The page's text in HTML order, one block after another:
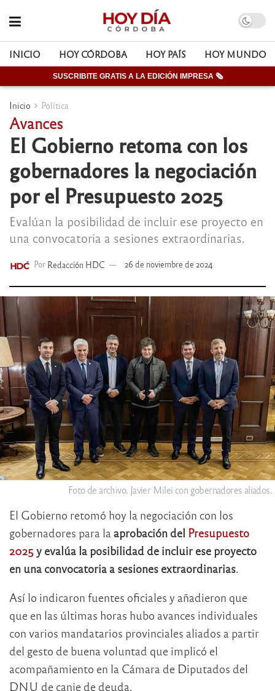
INICIO HOY CÓRDOBA HOY PAÍS HOY MUNDO
SUSCRIBITE GRATIS A LA EDICIÓN IMPRESA 🗞
Inicio Política
Avances
El Gobierno retoma con los
gobernadores la negociación
por el Presupuesto 2025
Evalúan la posibilidad de incluir ese proyecto en
una convocatoria a sesiones extraordinarias.
Por Redacción HDC 26 de noviembre de 2024
Foto de archivo. Javier Milei con gobernadores aliados.
El Gobierno retomó hoy la negociación con los
gobernadores para la aprobación del Presupuesto
2025y evalúa la posibilidad de incluir ese proyecto
en una convocatoria a sesiones extraordinarias.
Así lo indicaron fuentes oficiales y añadieron que
que en las últimas horas hubo avances individuales
con varios mandatarios provinciales aliados a partir
del gesto de buena voluntad que implicó el
acompañamiento en la Cámara de Diputados del
DNU de canje de deuda.